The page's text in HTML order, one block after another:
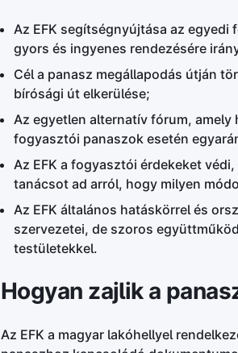
Az EFK segítségnyújtása az
gyors és ingyenes rendezésére
Cél a panasz megállapodás útján
bírósági út elkerülése;
Az egyetlen alternatív fórum,
fogyasztói panaszok esetén
Az EFK a fogyasztói érdekeket
tanácsot ad arról, hogy milyen
Az EFK általános hatáskörrel és
szervezetei, de szoros
testületekkel.
Hogyan zajlik a
Az EFK a magyar lakóhellyel